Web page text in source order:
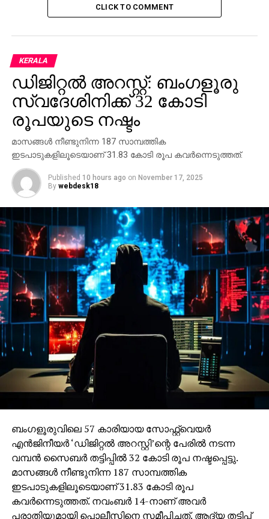
CLICK TO COMMENT
KERALA
ഡിജിറ്റല്‍ അറസ്റ്റ്: ബംഗളൂരു
സ്വദേശിനിക്ക് 32 കോടി
രൂപയുടെ നഷ്ടം
മാസങ്ങള്‍ നീണ്ടുനിന്ന 187 സാമ്പത്തിക
ഇടപാടുകളിലൂടെയാണ് 31.83 കോടി രൂപ കവര്‍ന്നെടുത്തത്.
Published 10 hours ago on November 17, 2025
By webdesk18
ബംഗളൂരുവിലെ 57 കാരിയായ സോഫ്റ്റ്വെയര്‍
എന്‍ജിനീയര്‍ ‘ഡിജിറ്റല്‍ അറസ്റ്റി’ന്റെ പേരില്‍ നടന്ന
വമ്പന്‍ സൈബര്‍ തട്ടിപ്പില്‍ 32 കോടി രൂപ നഷ്ടപ്പെട്ടു.
മാസങ്ങള്‍ നീണ്ടുനിന്ന 187 സാമ്പത്തിക
ഇടപാടുകളിലൂടെയാണ് 31.83 കോടി രൂപ
കവര്‍ന്നെടുത്തത്. നവംബര്‍ 14-നാണ് അവര്‍
പരാതിയുമായി പൊലീസിനെ സമീപിച്ചത്. ആദ്യ തട്ടിപ്പ്